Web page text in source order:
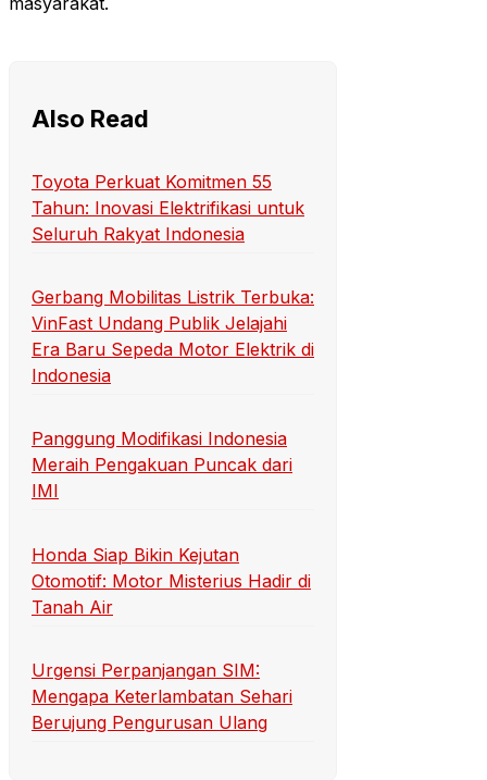
Also Read
Toyota Perkuat Komitmen 55
Tahun: Inovasi Elektrifikasi untuk
Seluruh Rakyat Indonesia
Gerbang Mobilitas Listrik Terbuka:
VinFast Undang Publik Jelajahi
Era Baru Sepeda Motor Elektrik di
Indonesia
Panggung Modifikasi Indonesia
Meraih Pengakuan Puncak dari
IMI
Honda Siap Bikin Kejutan
Otomotif: Motor Misterius Hadir di
Tanah Air
Urgensi Perpanjangan SIM:
Mengapa Keterlambatan Sehari
Berujung Pengurusan Ulang